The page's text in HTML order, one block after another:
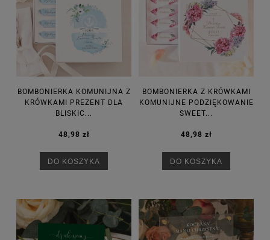
BOMBONIERKA KOMUNIJNA Z
KRÓWKAMI PREZENT DLA
BLISKIC...
48,98 zł
DO KOSZYKA
BOMBONIERKA Z KRÓWKAMI
KOMUNIJNE PODZIĘKOWANIE
SWEET...
48,98 zł
DO KOSZYKA